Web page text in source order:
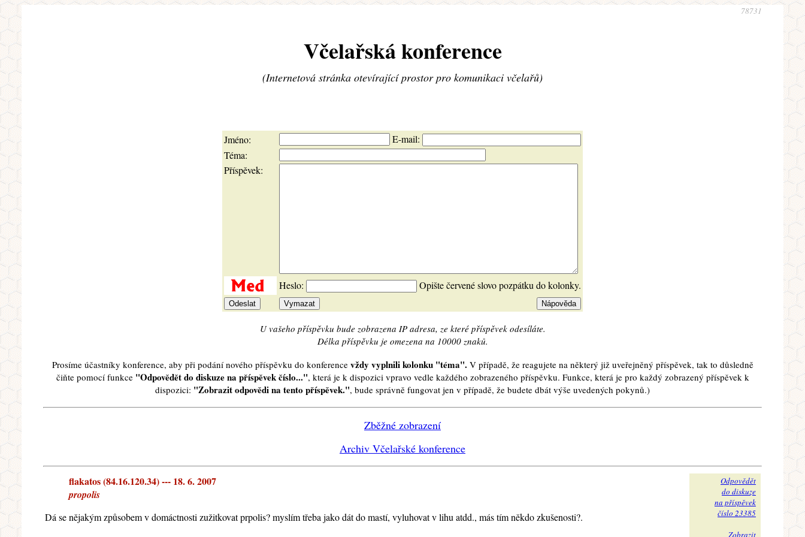
78731
Včelařská konference
(Internetová stránka otevírající prostor pro komunikaci včelařů)
Jméno:
E-mail:
Téma:
Příspěvek:
Heslo: Opište červené slovo pozpátku do kolonky.
U vašeho příspěvku bude zobrazena IP adresa, ze které příspěvek odesíláte.
Délka příspěvku je omezena na 10000 znaků.
Prosíme účastníky konference, aby při podání nového příspěvku do konference vždy vyplnili kolonku "téma". V případě, že reagujete na některý již uveřejněný příspěvek, tak to důsledně
čiňte pomocí funkce "Odpovědět do diskuze na příspěvek číslo...", která je k dispozici vpravo vedle každého zobrazeného příspěvku. Funkce, která je pro každý zobrazený příspěvek k
dispozici: "Zobrazit odpovědi na tento příspěvek.", bude správně fungovat jen v případě, že budete dbát výše uvedených pokynů.)
Zběžné zobrazení
Archiv Včelařské konference
flakatos (84.16.120.34) --- 18. 6. 2007
propolis
Dá se nějakým způsobem v domáctnosti zužitkovat prpolis? myslím třeba jako dát do mastí, vyluhovat v lihu atdd., más tím někdo zkušenosti?.
Odpovědět
do diskuze
na příspěvek
číslo 23385
Zobrazit